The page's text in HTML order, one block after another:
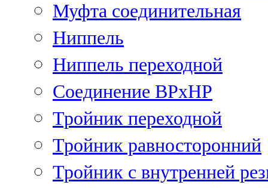
Муфта соединительная
Ниппель
Ниппель переходной
Соединение ВРхНР
Тройник переходной
Тройник равносторонний
Тройник с внутренней